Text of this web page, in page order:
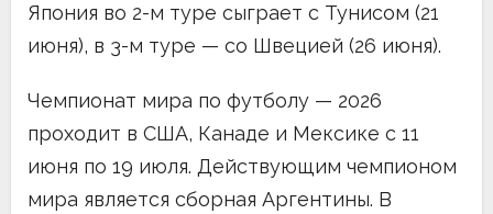
Япония во 2-м туре сыграет с Тунисом (21
июня), в 3-м туре — со Швецией (26 июня).
Чемпионат мира по футболу — 2026
проходит в США, Канаде и Мексике с 11
июня по 19 июля. Действующим чемпионом
мира является сборная Аргентины. В